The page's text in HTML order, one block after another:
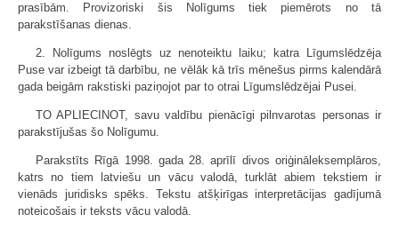
prasībām. Provizoriski šis Nolīgums tiek piemērots no tā
parakstīšanas dienas.
2. Nolīgums noslēgts uz nenoteiktu laiku; katra Līgumslēdzēja
Puse var izbeigt tā darbību, ne vēlāk kā trīs mēnešus pirms kalendārā
gada beigām rakstiski paziņojot par to otrai Līgumslēdzējai Pusei.
TO APLIECINOT, savu valdību pienācīgi pilnvarotas personas ir
parakstījušas šo Nolīgumu.
Parakstīts Rīgā 1998. gada 28. aprīlī divos oriģināleksemplāros,
katrs no tiem latviešu un vācu valodā, turklāt abiem tekstiem ir
vienāds juridisks spēks. Tekstu atšķirīgas interpretācijas gadījumā
noteicošais ir teksts vācu valodā.